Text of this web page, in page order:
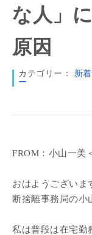
な人」
原因
カテゴリー： .新
ー
FROM：小山一美
おはようございま
断捨離事務局の小
私は普段は在宅勤